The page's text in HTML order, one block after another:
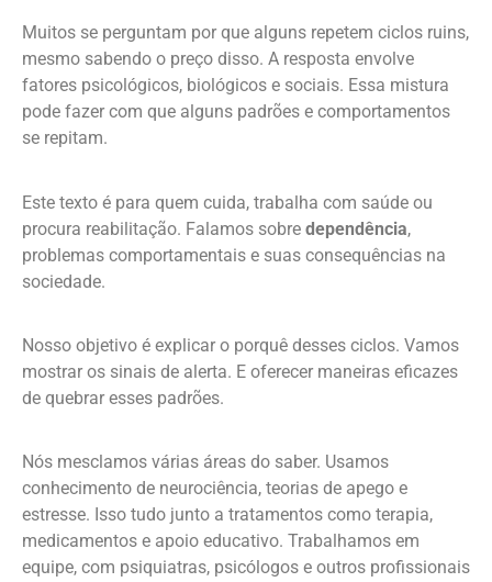
Muitos se perguntam por que alguns repetem ciclos ruins,
mesmo sabendo o preço disso. A resposta envolve
fatores psicológicos, biológicos e sociais. Essa mistura
pode fazer com que alguns padrões e comportamentos
se repitam.
Este texto é para quem cuida, trabalha com saúde ou
procura reabilitação. Falamos sobre dependência,
problemas comportamentais e suas consequências na
sociedade.
Nosso objetivo é explicar o porquê desses ciclos. Vamos
mostrar os sinais de alerta. E oferecer maneiras eficazes
de quebrar esses padrões.
Nós mesclamos várias áreas do saber. Usamos
conhecimento de neurociência, teorias de apego e
estresse. Isso tudo junto a tratamentos como terapia,
medicamentos e apoio educativo. Trabalhamos em
equipe, com psiquiatras, psicólogos e outros profissionais